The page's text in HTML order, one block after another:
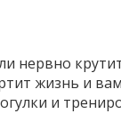
нервно
жизнь и
и